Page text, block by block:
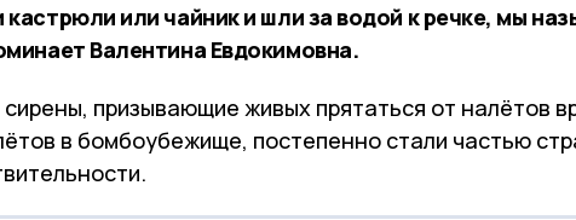
кастрюли или чайник и шли за водой к речке, мы
Валентина Евдокимовна.
сирены, призывающие живых прятаться от налётов
в бомбоубежище, постепенно стали частью